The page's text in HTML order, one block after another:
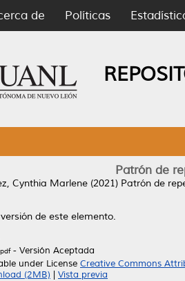
de Políticas
Patrón de
Cynthia Marlene (2021) Patrón de
de este elemento.
- Versión Aceptada
under License Creative Commons
(2MB)
Vista previa